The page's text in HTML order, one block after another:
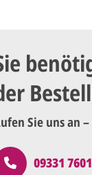
Sie uns an
09331 7601